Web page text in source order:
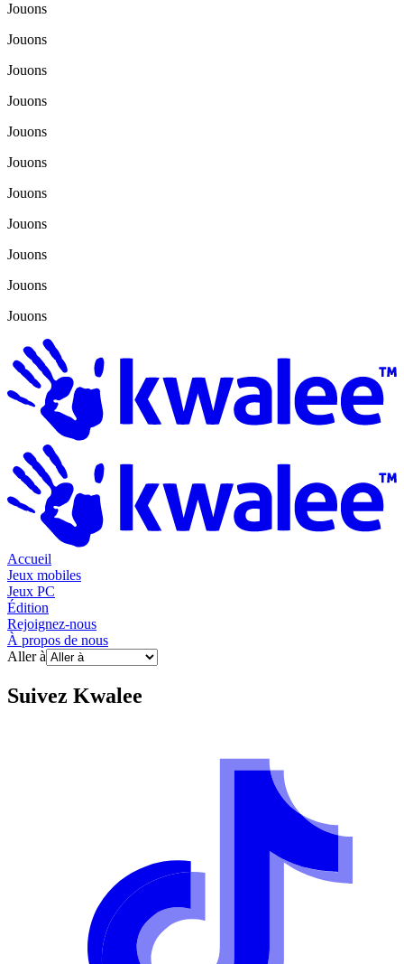
Jouons
Jouons
Jouons
Jouons
Jouons
Jouons
Jouons
Jouons
Jouons
Jouons
Jouons
Accueil
Jeux mobiles
Jeux PC
Édition
Rejoignez-nous
À propos de nous
Aller à
Suivez Kwalee